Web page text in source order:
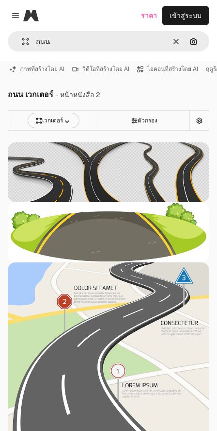
Close menu
Magnific
ชัดเจนค้นหา
ราคา เข้าสู่ระบบ
ภาพที่สร้างโดย AI วิดีโอที่สร้างโดย AI ไอคอนที่สร้างโดย AI ฤดู
ถนน เวกเตอร์ - หน้าหนังสือ 2
เวกเตอร์ ตัวกรอง